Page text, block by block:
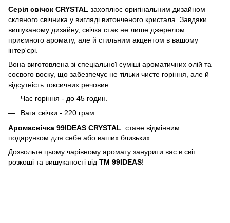
Серія свічок CRYSTAL захоплює оригінальним дизайном
скляного свічника у вигляді витонченого кристала. Завдяки
вишуканому дизайну, свічка стає не лише джерелом
приємного аромату, але й стильним акцентом в вашому
інтер'єрі.
Вона виготовлена зі спеціальної суміші ароматичних олій та
соєвого воску, що забезпечує не тільки чисте горіння, але й
відсутність токсичних речовин.
Час горіння - до 45 годин.
Вага свічки - 220 грам.
Аромасвічка 99IDEAS CRYSTAL стане відмінним
подарунком для себе або ваших близьких.
Дозвольте цьому чарівному аромату занурити вас в світ
розкоші та вишуканості від ТМ 99IDEAS!